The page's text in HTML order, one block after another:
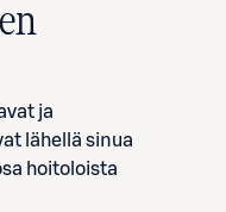
ja
lähellä sinua
hoitoloista